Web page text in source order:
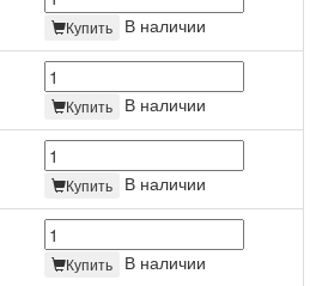
Купить
В наличии
Купить
В наличии
Купить
В наличии
Купить В наличии